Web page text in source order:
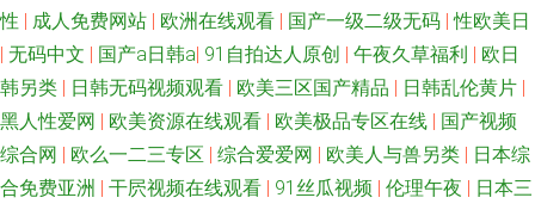
性 | 成人免费网站 | 欧洲在线观看 | 国产一级二级无码 |性欧美日
| 无码中文 | 国产a日韩a| 91自拍达人原创 | 午夜久草福利 | 欧日
韩另类 | 日韩无码视频观看 | 欧美三区国产精品 | 日韩乱伦黄片 |
黑人性爱网 | 欧美资源在线观看 | 欧美极品专区在线 | 国产视频
综合网 | 欧么一二三专区 | 综合爱爱网 | 欧美人与兽另类 | 日本综
合免费亚洲 | 干屄视频在线观看 | 91丝瓜视频 | 伦理午夜 | 日本三